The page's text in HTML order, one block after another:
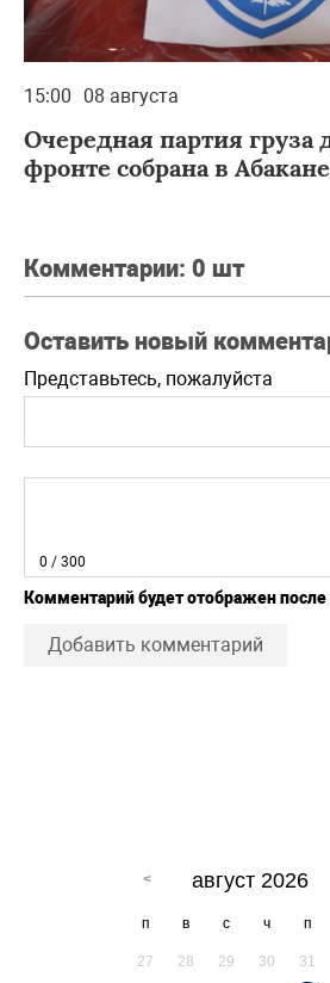
15:00 08 августа
Очередная партия груза
фронте собрана в Абакане
Комментарии: 0 шт
Оставить новый
Представьтесь, пожалуйста
0 / 300
Комментарий будет отображен
Добавить комментарий
август 2026
п в с ч п
27 28 29 30 31